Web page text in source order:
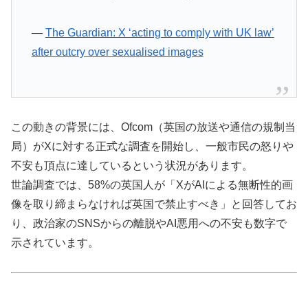
— The Guardian: X ‘acting to comply with UK law’
after outcry over sexualised images
この動きの背景には、Ofcom（英国の放送や通信の規制当
局）がXに対する正式な調査を開始し、一般市民の怒りや
不安も頂点に達しているという状況があります。
世論調査では、58%の英国人が「XがAIによる無断性的画
像を取り締まらなければ英国で禁止すべき」と回答してお
り、政治家のSNSからの離脱やAI悪用への不安も数字で
示されています。